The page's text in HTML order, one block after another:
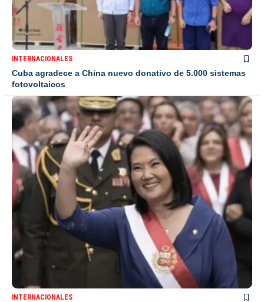
INTERNACIONALES
Cuba agradece a China nuevo donativo de 5.000 sistemas
fotovoltaicos
INTERNACIONALES